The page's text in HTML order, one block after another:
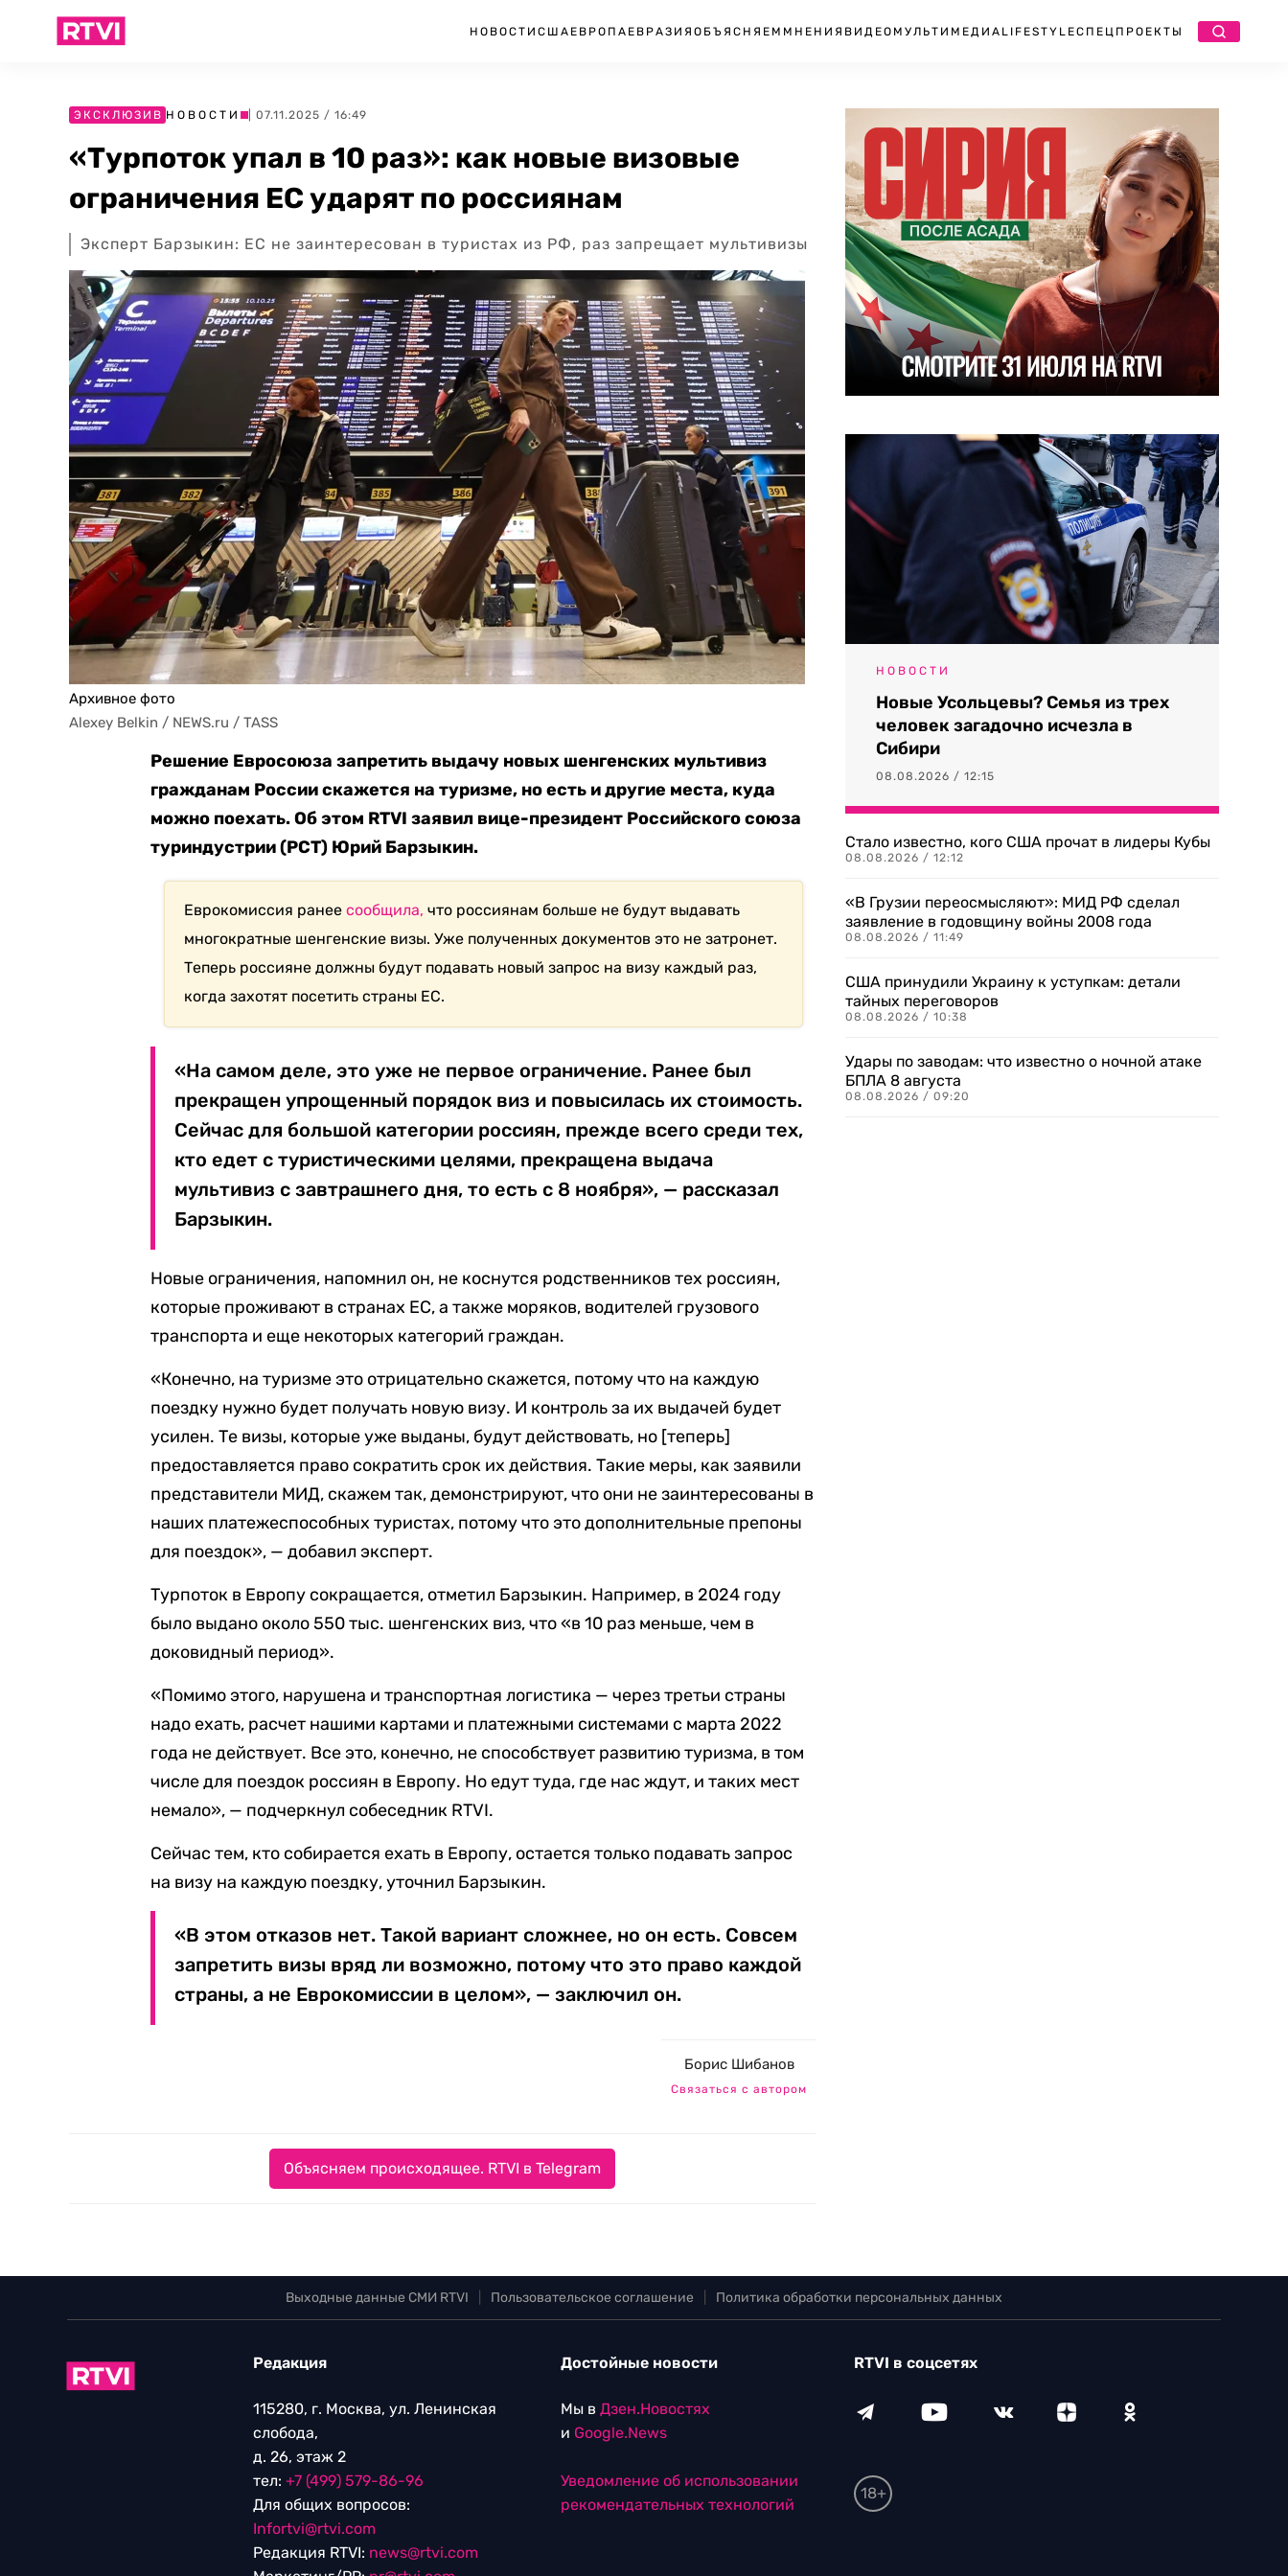
НОВОСТИ США ЕВРОПА ЕВРАЗИЯ ОБЪЯСНЯЕМ МНЕНИЯ ВИДЕО МУЛЬТИМЕДИА LIFESTYLEСПЕЦПРОЕКТЫ
ЭКСКЛЮЗИВ НОВОСТИ | 07.11.2025 / 16:49
«Турпоток упал в 10 раз»: как новые визовые
ограничения ЕС ударят по россиянам
Эксперт Барзыкин: ЕС не заинтересован в туристах из РФ, раз запрещает мультивизы
Архивное фото
Alexey Belkin / NEWS.ru / TASS
Решение Евросоюза запретить выдачу новых шенгенских мультивиз
гражданам России скажется на туризме, но есть и другие места, куда
можно поехать. Об этом RTVI заявил вице-президент Российского союза
туриндустрии (РСТ) Юрий Барзыкин.
Еврокомиссия ранеесообщила, что россиянам больше не будут выдавать
многократные шенгенские визы. Уже полученных документов это не затронет.
Теперь россияне должны будут подавать новый запрос на визу каждый раз,
когда захотят посетить страны ЕС.
«На самом деле, это уже не первое ограничение. Ранее был
прекращен упрощенный порядок виз и повысилась их стоимость.
Сейчас для большой категории россиян, прежде всего среди тех,
кто едет с туристическими целями, прекращена выдача
мультивиз с завтрашнего дня, то есть с 8 ноября», — рассказал
Барзыкин.
Новые ограничения, напомнил он, не коснутся родственников тех россиян,
которые проживают в странах ЕС, а также моряков, водителей грузового
транспорта и еще некоторых категорий граждан.
«Конечно, на туризме это отрицательно скажется, потому что на каждую
поездку нужно будет получать новую визу. И контроль за их выдачей будет
усилен. Те визы, которые уже выданы, будут действовать, но [теперь]
предоставляется право сократить срок их действия. Такие меры, как заявили
представители МИД, скажем так, демонстрируют, что они не заинтересованы в
наших платежеспособных туристах, потому что это дополнительные препоны
для поездок», — добавил эксперт.
Турпоток в Европу сокращается, отметил Барзыкин. Например, в 2024 году
было выдано около 550 тыс. шенгенских виз, что «в 10 раз меньше, чем в
доковидный период».
«Помимо этого, нарушена и транспортная логистика — через третьи страны
надо ехать, расчет нашими картами и платежными системами с марта 2022
года не действует. Все это, конечно, не способствует развитию туризма, в том
числе для поездок россиян в Европу. Но едут туда, где нас ждут, и таких мест
немало», — подчеркнул собеседник RTVI.
Сейчас тем, кто собирается ехать в Европу, остается только подавать запрос
на визу на каждую поездку, уточнил Барзыкин.
«В этом отказов нет. Такой вариант сложнее, но он есть. Совсем
запретить визы вряд ли возможно, потому что это право каждой
страны, а не Еврокомиссии в целом», — заключил он.
Борис Шибанов
Связаться с автором
Объясняем происходящее. RTVI в Telegram
НОВОСТИ
Новые Усольцевы? Семья из трех
человек загадочно исчезла в
Сибири
08.08.2026 / 12:15
Стало известно, кого США прочат в лидеры Кубы
08.08.2026 / 12:12
«В Грузии переосмысляют»: МИД РФ сделал
заявление в годовщину войны 2008 года
08.08.2026 / 11:49
США принудили Украину к уступкам: детали
тайных переговоров
08.08.2026 / 10:38
Удары по заводам: что известно о ночной атаке
БПЛА 8 августа
08.08.2026 / 09:20
Выходные данные СМИ RTVI Пользовательское соглашение Политика обработки персональных данных
Редакция
115280, г. Москва, ул. Ленинская
слобода,
д. 26, этаж 2
тел: +7 (499) 579-86-96
Для общих вопросов:
Infortvi@rtvi.com
Редакция RTVI: news@rtvi.com
Достойные новости
Мы в Дзен.Новостях
и Google.News
Уведомление об использовании
рекомендательных технологий
RTVI в соцсетях
18+